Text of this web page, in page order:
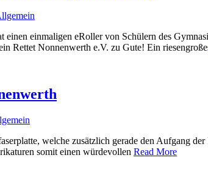
einmaligen eRoller von Schülern des
Rettet Nonnenwerth e.V. zu Gute! Ein
welche zusätzlich gerade den Aufgang
somit einen würdevollen Read More